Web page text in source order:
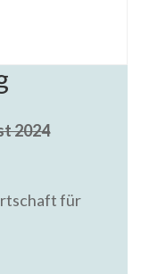
2024
für